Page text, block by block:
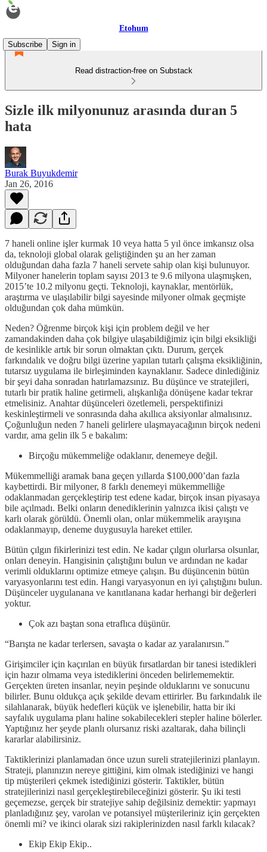
Etohum
Subscribe
Sign in
Read distraction-free on Substack
Sizle ilk milyonunuz arasında duran 5
hata
Burak Buyukdemir
Jan 26, 2016
7 haneli online işler kurmak 10 veya hatta 5 yıl önce imkansız olsa
da, teknoloji global olarak geliştiğinden şu an her zaman
olduğundan daha fazla 7 haneli servete sahip olan kişi bulunuyor.
Milyoner hanelerin toplam sayısı 2013 te 9.6 milyona ulaşmışken,
2015’te 10.2 milyonu geçti. Teknoloji, kaynaklar, mentörlük,
araştırma ve ulaşılabilir bilgi sayesinde milyoner olmak geçmişte
olduğundan çok daha mümkün.
Neden? Öğrenme birçok kişi için problem değil ve her
zamandakinden daha çok bilgiye ulaşabildiğimiz için bilgi eksikliği
de kesinlikle artık bir sorun olmaktan çıktı. Durum, gerçek
farkındalık ve doğru bilgi üzerine yapılan tutarlı çalışma eksikliğinin,
tutarsız uygulama ile birleşiminden kaynaklanır. Sadece dinlediğiniz
bir şeyi daha sonradan hatırlamazsınız. Bu düşünce ve stratejileri,
tutarlı bir pratik haline getirmeli, alışkanlığa dönüşene kadar tekrar
etmelisiniz. Anahtar düşünceleri özetlemeli, perspektifinizi
keskinleştirmeli ve sonrasında daha akıllıca aksiyonlar almalısınız.
Çoğunluğun neden 7 haneli gelirlere ulaşmayacağının birçok nedeni
vardır, ama gelin ilk 5 e bakalım:
Birçoğu mükemmeliğe odaklanır, denemeye değil.
Mükemmelliği aramak bana geçen yıllarda $100,000’dan fazla
kaybettirdi. Bir milyoner, 8 farklı denemeyi mükemmelliğe
odaklanmadan gerçekleştirip test edene kadar, birçok insan piyasaya
bile açılmadı. Belki onların denediklerinin yalnızca ikisi çalıştı ve
karlı olarak görüldü. Önemli olan, onlar mükemmelik arayışına
odaklanmayıp, deneme duygusuyla hareket ettiler.
Bütün çılgın fikirlerinizi test edin. Ne kadar çılgın olurlarsa olsunlar,
onları deneyin. Hangisinin çalıştığını bulun ve ardından ne kadar
verimli olduklarını optimize etmeye çalışın. Bu düşüncenin bütün
varyasyonlarını test edin. Hangi varyasyonun en iyi çalıştığını bulun.
Düşünceler uygulanana ve kanıtlanana kadar herhangi bir değerleri
yoktur.
Çok azı baştan sona etraflıca düşünür.
“Barışta ne kadar terlersen, savaşta o kadar az yaralanırsın.”
Girişimciler için kaçırılan en büyük fırsatlardan bir tanesi istedikleri
için hazır olmama veya istediklerini önceden belirlememektir.
Gerçekten üreten insanlar, neyin peşinde olduklarını ve sonucunu
bilirler. Bunu oldukça açık şekilde devam ettirirler. Bu farkındalık ile
silahlanarak, büyük hedefleri küçük ve işlenebilir, hatta bir iki
sayfalık uygulama planı haline sokabilecekleri stepler haline bölerler.
Yaptığınız her şeyde planlı olursanız riski azaltarak, daha bilinçli
kararlar alabilirsiniz.
Taktiklerinizi planlamadan önce uzun sureli stratejilerinizi planlayın.
Strateji, planınızın nereye gittiğini, kim olmak istediğinizi ve hangi
tip müşterileri çekmek istediğinizi gösterir. Taktikler, bütün
stratejilerinizi nasıl gerçekleştirebileceğinizi gösterir. Şu iki testi
geçemezse, gerçek bir stratejiye sahip değilsiniz demektir: yapmayı
planladığınız şey, varolan ve potansiyel müşterileriniz için gerçekten
önemli mi? ve ikinci olarak sizi rakiplerinizden nasıl farklı kılacak?
Ekip Ekip Ekip..